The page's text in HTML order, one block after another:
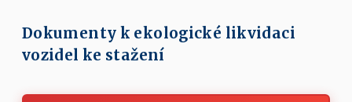
Dokumenty k ekologické likvidaci
vozidel ke stažení